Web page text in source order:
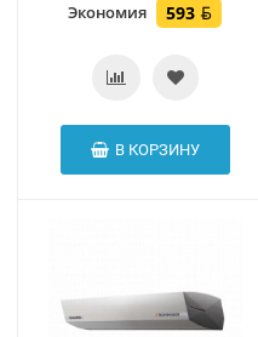
Экономия 593
В КОРЗИНУ